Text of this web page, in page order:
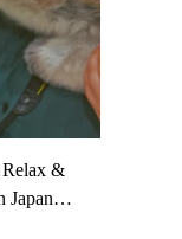
&
Japan